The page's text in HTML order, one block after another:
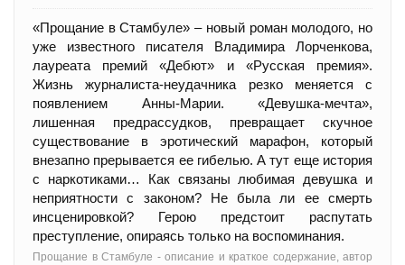
«Прощание в Стамбуле» – новый роман молодого, но
уже известного писателя Владимира Лорченкова,
лауреата премий «Дебют» и «Русская премия».
Жизнь журналиста-неудачника резко меняется с
появлением Анны-Марии. «Девушка-мечта»,
лишенная предрассудков, превращает скучное
существование в эротический марафон, который
внезапно прерывается ее гибелью. А тут еще история
с наркотиками… Как связаны любимая девушка и
неприятности с законом? Не была ли ее смерть
инсценировкой? Герою предстоит распутать
преступление, опираясь только на воспоминания.
Прощание в Стамбуле - oписание и краткое содержание, автор